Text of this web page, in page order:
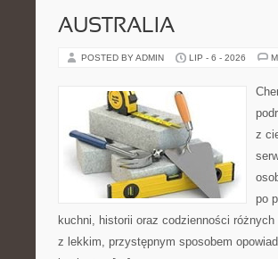
AUSTRALIA
POSTED BY ADMIN LIP - 6 - 2026
z
po
kuchni, historii oraz codzienności
z lekkim, przystępnym sposobem